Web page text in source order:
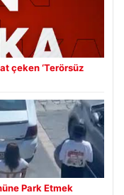
çeken ‘Terörsüz
Park Etmek